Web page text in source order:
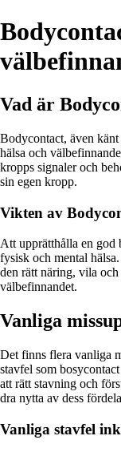
Vad är
Bodycontact, även
hälsa och
kropps signaler och
sin egen kropp.
Vikten av
Att upprätthålla en god
fysisk och mental
den rätt näring, vila
välbefinnandet.
Vanliga
Det finns flera vanliga
stavfel som
att rätt stavning och
dra nytta av dess
Vanliga stavfel